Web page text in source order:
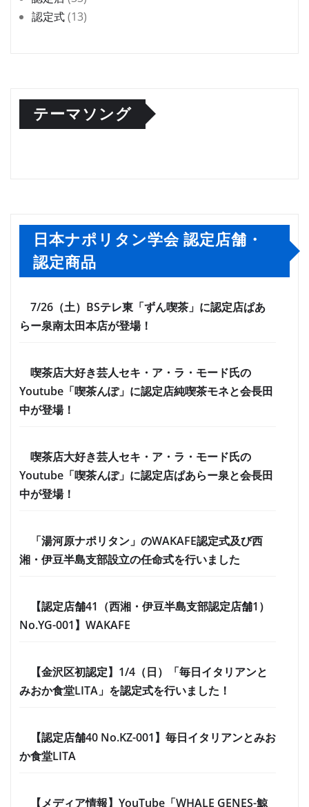
認定式(13)
テーマソング
日本ナポリタン学会 認定店舗・
認定商品
7/26（土）BSテレ東「ずん喫茶」に認定店ぱあ
らー泉南太田本店が登場！
喫茶店大好き芸人セキ・ア・ラ・モード氏の
Youtube「喫茶んぽ」に認定店純喫茶モネと会長田
中が登場！
喫茶店大好き芸人セキ・ア・ラ・モード氏の
Youtube「喫茶んぽ」に認定店ぱあらー泉と会長田
中が登場！
「湯河原ナポリタン」のWAKAFE認定式及び西
湘・伊豆半島支部設立の任命式を行いました
【認定店舗41（西湘・伊豆半島支部認定店舗1）
No.YG-001】WAKAFE
【金沢区初認定】1/4（日）「毎日イタリアンと
みおか食堂LITA」を認定式を行いました！
【認定店舗40 No.KZ-001】毎日イタリアンとみお
か食堂LITA
【メディア情報】YouTube「WHALE GENES-鯨